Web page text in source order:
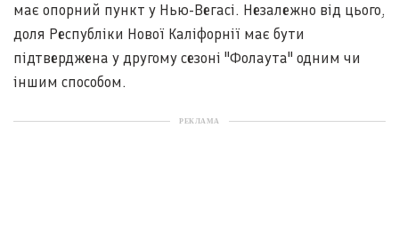
має опорний пункт у Нью-Вегасі. Незалежно від цього,
доля Республіки Нової Каліфорнії має бути
підтверджена у другому сезоні "Фолаута" одним чи
іншим способом.
РЕКЛАМА